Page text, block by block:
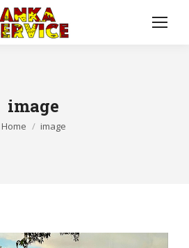
image
You are here:
Home image